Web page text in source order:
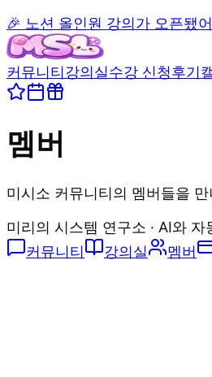
🎉 노션 올인원 강의가 오픈됐
커뮤니티강의실수강 신청후기
멤버
미시소 커뮤니티의 멤버들을
미리의 시스템 연구소 · AI와
커뮤니티
강의실 멤버